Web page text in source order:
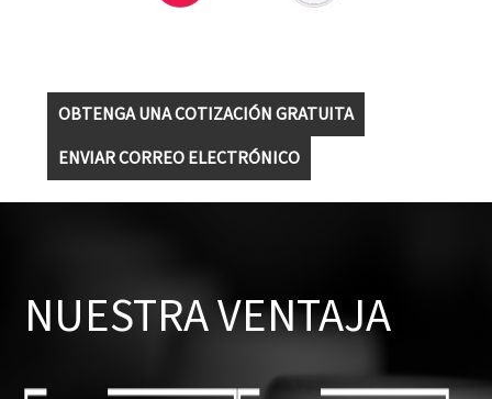
OBTENGA UNA COTIZACIÓN GRATUITA
ENVIAR CORREO ELECTRÓNICO
NUESTRA VENTAJA